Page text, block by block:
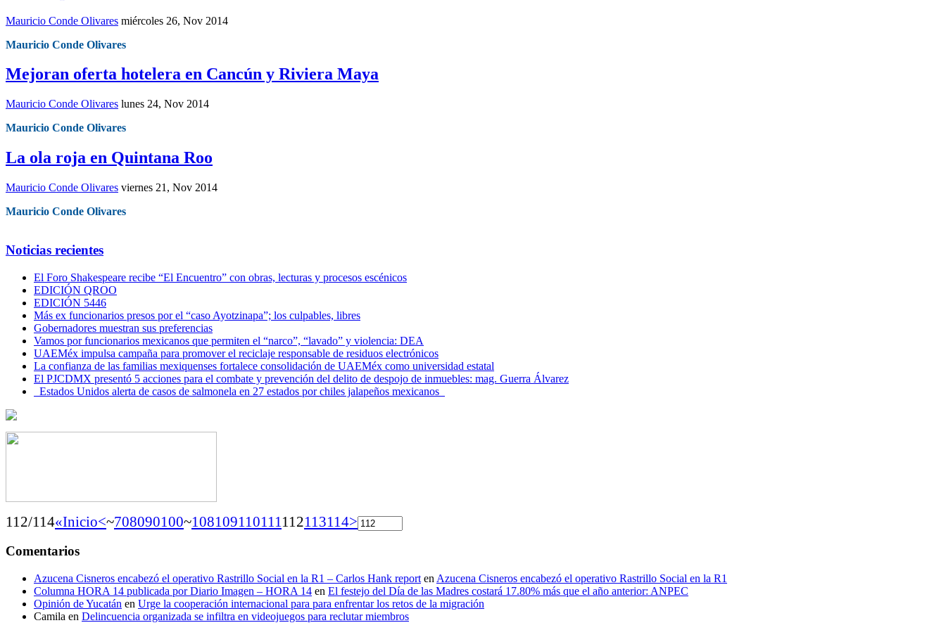
Mauricio Conde Olivares miércoles 26, Nov 2014
Mauricio Conde Olivares
Mejoran oferta hotelera en Cancún y Riviera Maya
Mauricio Conde Olivares lunes 24, Nov 2014
Mauricio Conde Olivares
La ola roja en Quintana Roo
Mauricio Conde Olivares viernes 21, Nov 2014
Mauricio Conde Olivares
Noticias recientes
El Foro Shakespeare recibe “El Encuentro” con obras, lecturas y procesos escénicos
EDICIÓN QROO
EDICIÓN 5446
Más ex funcionarios presos por el “caso Ayotzinapa”; los culpables, libres
Gobernadores muestran sus preferencias
Vamos por funcionarios mexicanos que permiten el “narco”, “lavado” y violencia: DEA
UAEMéx impulsa campaña para promover el reciclaje responsable de residuos electrónicos
La confianza de las familias mexiquenses fortalece consolidación de UAEMéx como universidad estatal
El PJCDMX presentó 5 acciones para el combate y prevención del delito de despojo de inmuebles: mag. Guerra Álvarez
Estados Unidos alerta de casos de salmonela en 27 estados por chiles jalapeños mexicanos
112/114«Inicio<~708090100~108109110111 112113114>
Comentarios
Azucena Cisneros encabezó el operativo Rastrillo Social en la R1 – Carlos Hank report en Azucena Cisneros encabezó el operativo Rastrillo Social en la R1
Columna HORA 14 publicada por Diario Imagen – HORA 14 en El festejo del Día de las Madres costará 17.80% más que el año anterior: ANPEC
Opinión de Yucatán en Urge la cooperación internacional para para enfrentar los retos de la migración
Camila en Delincuencia organizada se infiltra en videojuegos para reclutar miembros